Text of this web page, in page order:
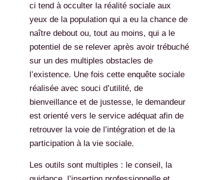
ci tend à occulter la réalité sociale aux
yeux de la population qui a eu la chance de
naître debout ou, tout au moins, qui a le
potentiel de se relever après avoir trébuché
sur un des multiples obstacles de
l’existence. Une fois cette enquête sociale
réalisée avec souci d’utilité, de
bienveillance et de justesse, le demandeur
est orienté vers le service adéquat afin de
retrouver la voie de l’intégration et de la
participation à la vie sociale.
Les outils sont multiples : le conseil, la